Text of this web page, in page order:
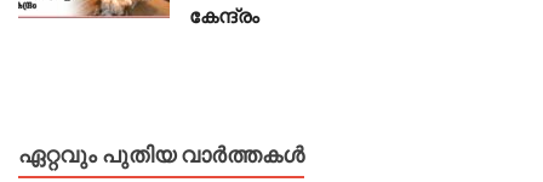
കേന്ദ്രം
ഏറ്റവും പുതിയ വാർത്തകൾ